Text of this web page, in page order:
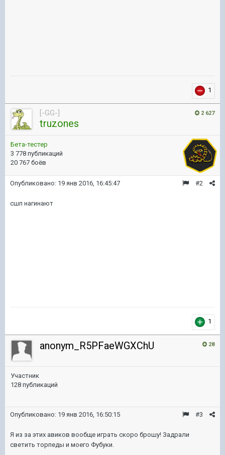
1
2 627
[-GG-]
truzones
Бета-тестер
3 778 публикаций
20 767 боёв
#2
Опубликовано: 19 янв 2016, 16:45:47
сшп нагинают
1
28
anonym_R5PFaeWGXChU
Участник
128 публикаций
#3
Опубликовано: 19 янв 2016, 16:50:15
Я из за этих авиков вообще играть скоро брошу! Задрали
светить торпеды и моего Фубуки.